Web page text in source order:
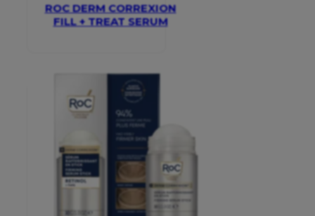
ROC DERM CORREXION
FILL + TREAT SERUM